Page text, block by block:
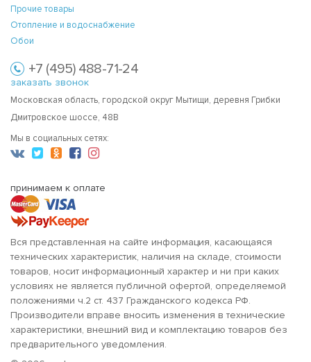
Прочие товары
Отопление и водоснабжение
Обои
+7 (495) 488-71-24
заказать звонок
Московская область, городской округ Мытищи, деревня Грибки
Дмитровское шоссе, 48В
Мы в социальных сетях:
принимаем к оплате
Вся представленная на сайте информация, касающаяся
технических характеристик, наличия на складе, стоимости
товаров, носит информационный характер и ни при каких
условиях не является публичной офертой, определяемой
положениями ч.2 ст. 437 Гражданского кодекса РФ.
Производители вправе вносить изменения в технические
характеристики, внешний вид и комплектацию товаров без
предварительного уведомления.